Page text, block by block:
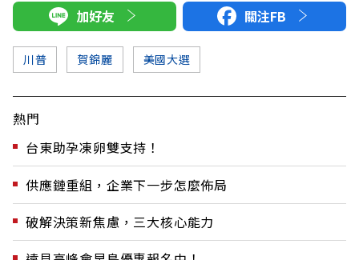
加好友 關注FB
川普 賀錦麗 美國大選
熱門
台東助孕凍卵雙支持！
供應鏈重組，企業下一步怎麼佈局
破解決策新焦慮，三大核心能力